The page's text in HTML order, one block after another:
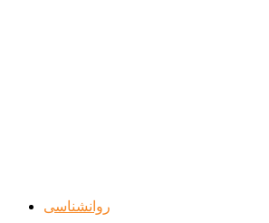
روانشناسی